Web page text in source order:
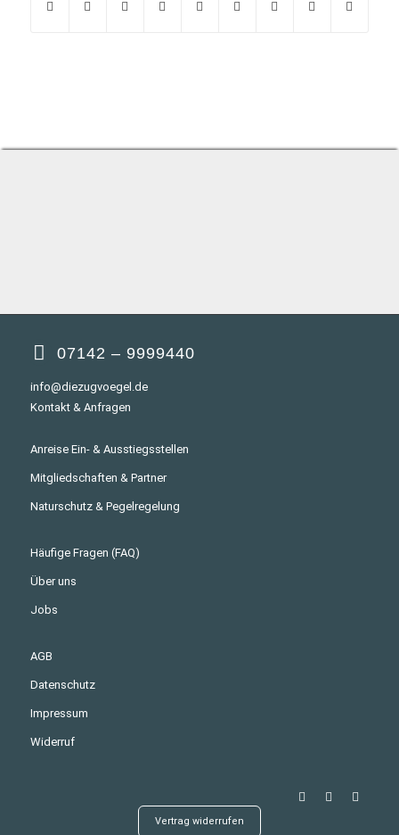
07142 – 9999440
info@diezugvoegel.de
Kontakt & Anfragen
Anreise Ein- & Ausstiegsstellen
Mitgliedschaften & Partner
Naturschutz & Pegelregelung
Häufige Fragen (FAQ)
Über uns
Jobs
AGB
Datenschutz
Impressum
Widerruf
Vertrag widerrufen